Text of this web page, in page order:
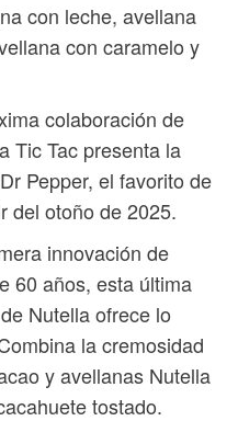
con leche, avellana
con caramelo y
colaboración de
Tic Tac presenta la
Pepper, el favorito de
del otoño de 2025.
innovación de
60 años, esta última
Nutella ofrece lo
la cremosidad
y avellanas Nutella
tostado.